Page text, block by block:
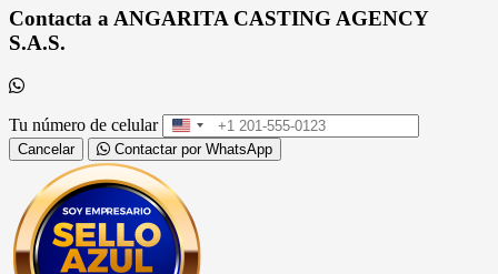
Contacta a ANGARITA CASTING AGENCY
S.A.S.
Tu número de celular
United
States
Cancelar Contactar por WhatsApp